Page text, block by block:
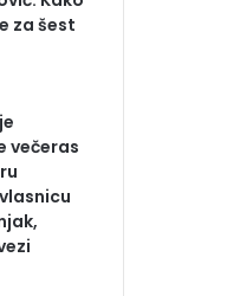
za šest
večeras